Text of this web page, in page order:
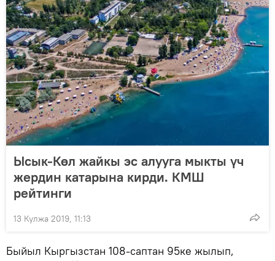
Ысык-Көл жайкы эс алууга мыкты үч
жердин катарына кирди. КМШ
рейтинги
13 Кулжа 2019, 11:13
Быйыл Кыргызстан 108-саптан 95ке жылып,